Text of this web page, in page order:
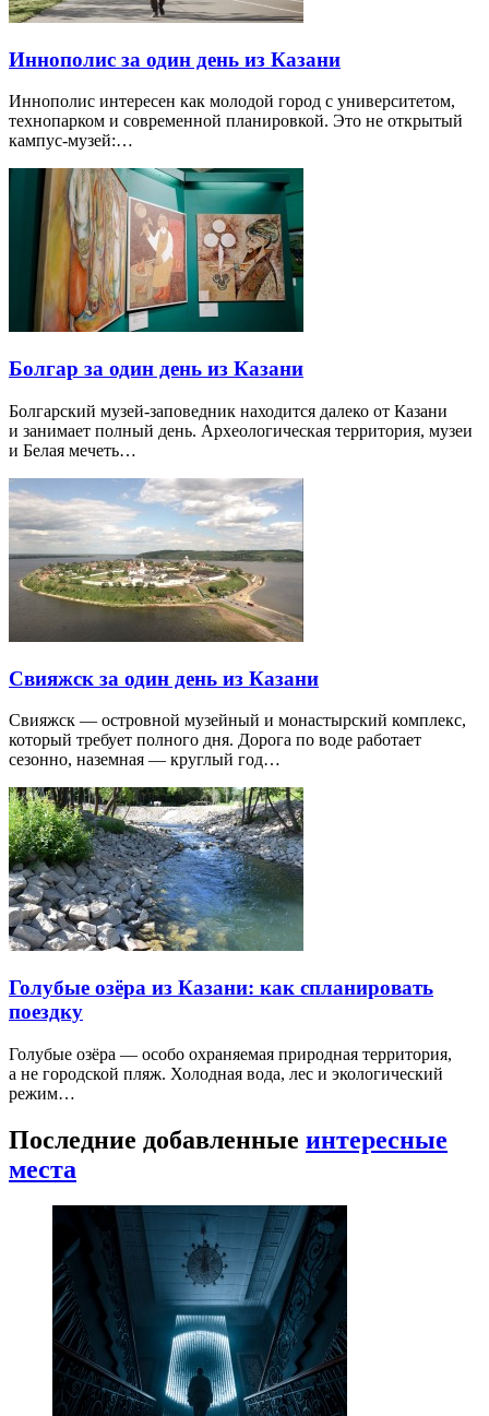
Иннополис за один день из Казани
Иннополис интересен как молодой город с университетом,
технопарком и современной планировкой. Это не открытый
кампус-музей:…
Болгар за один день из Казани
Болгарский музей-заповедник находится далеко от Казани
и занимает полный день. Археологическая территория, музеи
и Белая мечеть…
Свияжск за один день из Казани
Свияжск — островной музейный и монастырский комплекс,
который требует полного дня. Дорога по воде работает
сезонно, наземная — круглый год…
Голубые озёра из Казани: как спланировать
поездку
Голубые озёра — особо охраняемая природная территория,
а не городской пляж. Холодная вода, лес и экологический
режим…
Последние добавленные интересные
места